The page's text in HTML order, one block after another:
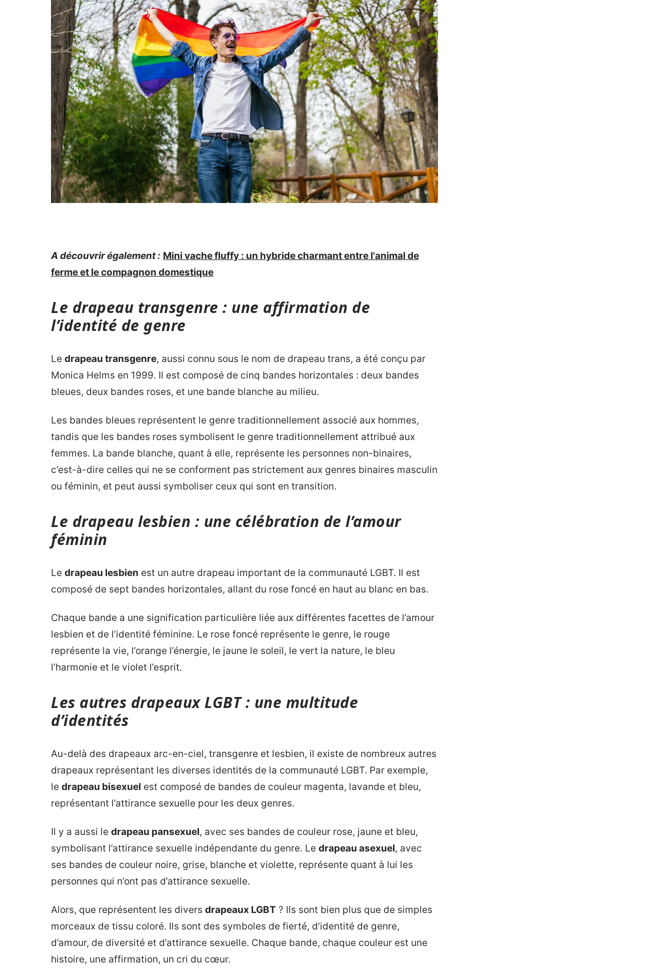
A découvrir également : Mini vache fluffy : un hybride charmant entre l'animal de
ferme et le compagnon domestique
Le drapeau transgenre : une affirmation de
l’identité de genre
Le drapeau transgenre, aussi connu sous le nom de drapeau trans, a été conçu par
Monica Helms en 1999. Il est composé de cinq bandes horizontales : deux bandes
bleues, deux bandes roses, et une bande blanche au milieu.
Les bandes bleues représentent le genre traditionnellement associé aux hommes,
tandis que les bandes roses symbolisent le genre traditionnellement attribué aux
femmes. La bande blanche, quant à elle, représente les personnes non-binaires,
c’est-à-dire celles qui ne se conforment pas strictement aux genres binaires masculin
ou féminin, et peut aussi symboliser ceux qui sont en transition.
Le drapeau lesbien : une célébration de l’amour
féminin
Le drapeau lesbien est un autre drapeau important de la communauté LGBT. Il est
composé de sept bandes horizontales, allant du rose foncé en haut au blanc en bas.
Chaque bande a une signification particulière liée aux différentes facettes de l’amour
lesbien et de l’identité féminine. Le rose foncé représente le genre, le rouge
représente la vie, l’orange l’énergie, le jaune le soleil, le vert la nature, le bleu
l’harmonie et le violet l’esprit.
Les autres drapeaux LGBT : une multitude
d’identités
Au-delà des drapeaux arc-en-ciel, transgenre et lesbien, il existe de nombreux autres
drapeaux représentant les diverses identités de la communauté LGBT. Par exemple,
le drapeau bisexuel est composé de bandes de couleur magenta, lavande et bleu,
représentant l’attirance sexuelle pour les deux genres.
Il y a aussi le drapeau pansexuel, avec ses bandes de couleur rose, jaune et bleu,
symbolisant l’attirance sexuelle indépendante du genre. Le drapeau asexuel, avec
ses bandes de couleur noire, grise, blanche et violette, représente quant à lui les
personnes qui n’ont pas d’attirance sexuelle.
Alors, que représentent les divers drapeaux LGBT ? Ils sont bien plus que de simples
morceaux de tissu coloré. Ils sont des symboles de fierté, d’identité de genre,
d’amour, de diversité et d’attirance sexuelle. Chaque bande, chaque couleur est une
histoire, une affirmation, un cri du cœur.